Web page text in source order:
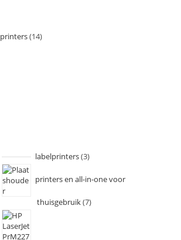
printers 14
labelprinters 3
printers en all-in-one voor
thuisgebruik 7